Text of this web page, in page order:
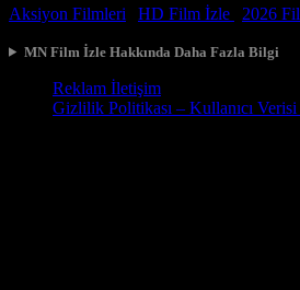
Aksiyon Filmleri
HD Film İzle 2026
MN Film İzle Hakkında Daha Fazla Bilgi
Reklam İletişim
Gizlilik Politikası – Kullanıcı Verisi